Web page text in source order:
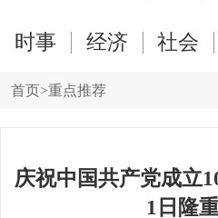
时事 经济 社会
首页>重点推荐
庆祝中国共产党成立
1日隆